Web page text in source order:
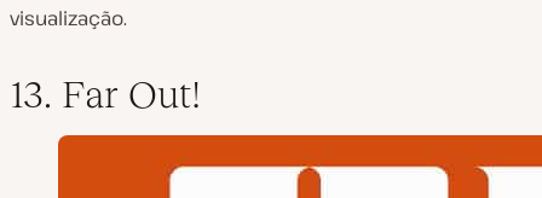
visualização.
13. Far Out!